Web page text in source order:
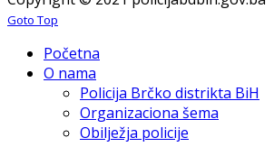
Goto Top
Početna
O nama
Policija Brčko distrikta BiH
Organizaciona šema
Obilježja policije